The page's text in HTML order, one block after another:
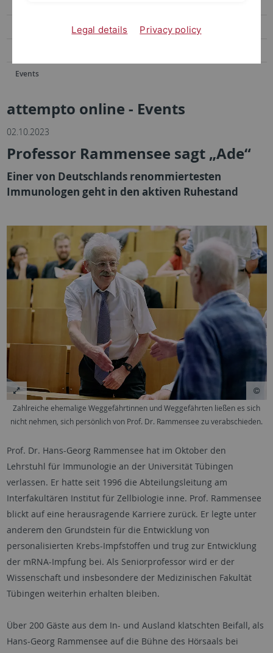
Events
attempto online - Events
02.10.2023
Professor Rammensee sagt „Ade“
Einer von Deutschlands renommiertesten
Immunologen geht in den aktiven Ruhestand
Zahlreiche ehemalige Weggefährtinnen und Weggefährten ließen es sich
nicht nehmen, sich persönlich von Prof. Dr. Rammensee zu verabschieden.
Prof. Dr. Hans-Georg Rammensee hat im Oktober den
Lehrstuhl für Immunologie an der Universität Tübingen
verlassen. Er hatte seit 1996 die Abteilungsleitung am
Interfakultären Institut für Zellbiologie inne. Prof. Rammensee
blickt auf eine herausragende Karriere zurück. Er legte unter
anderem den Grundstein für die Entwicklung von
personalisierten Krebs-Impfstoffen und trug zur Entwicklung
der mRNA-Impfung bei. Als Seniorprofessor wird er der
Wissenschaft und insbesondere der Medizinischen Fakultät
Tübingen weiterhin erhalten bleiben.
Über 200 Gäste aus dem In- und Ausland klatschten Beifall, als
Hans-Georg Rammensee auf die Bühne des Hörsaals bei
Legal details Privacy policy